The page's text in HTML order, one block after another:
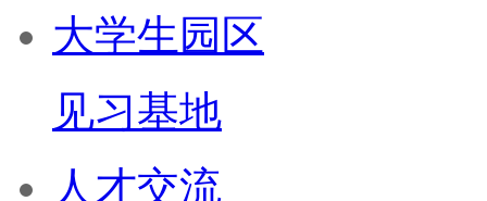
大学生园区
见习基地
人才交流